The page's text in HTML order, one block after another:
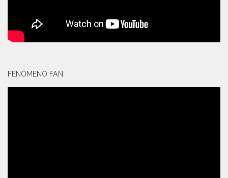
FENÓMENO FAN